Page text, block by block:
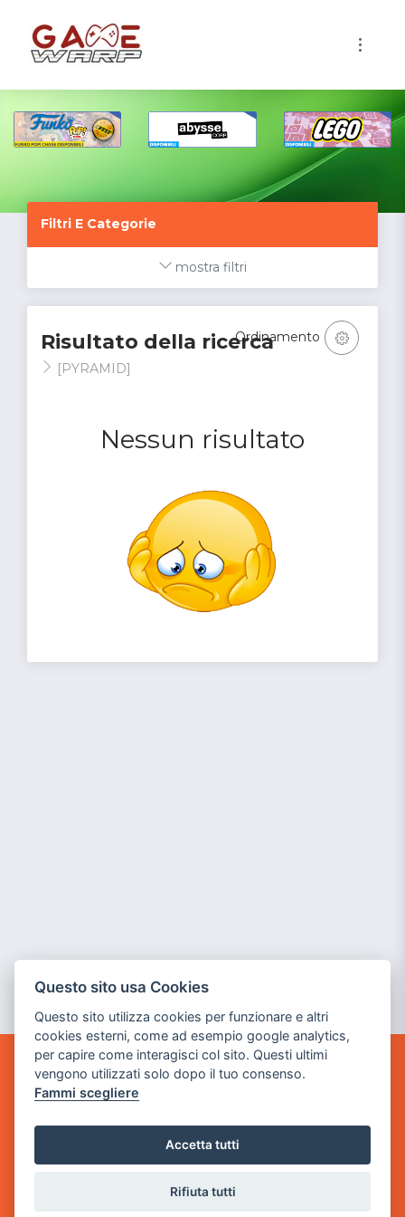
Filtri E Categorie
mostra filtri
Risultato della ricerca
[PYRAMID]
Nessun risultato
Ordinamento
GAME WARP
BY POWER GAME SRL
via Villaggio dei Platani, 3
Questo sito usa Cookies
Questo sito utilizza cookies per funzionare e altri
cookies esterni, come ad esempio google analytics,
per capire come interagisci col sito. Questi ultimi
vengono utilizzati solo dopo il tuo consenso.
Fammi scegliere
Accetta tutti
Rifiuta tutti